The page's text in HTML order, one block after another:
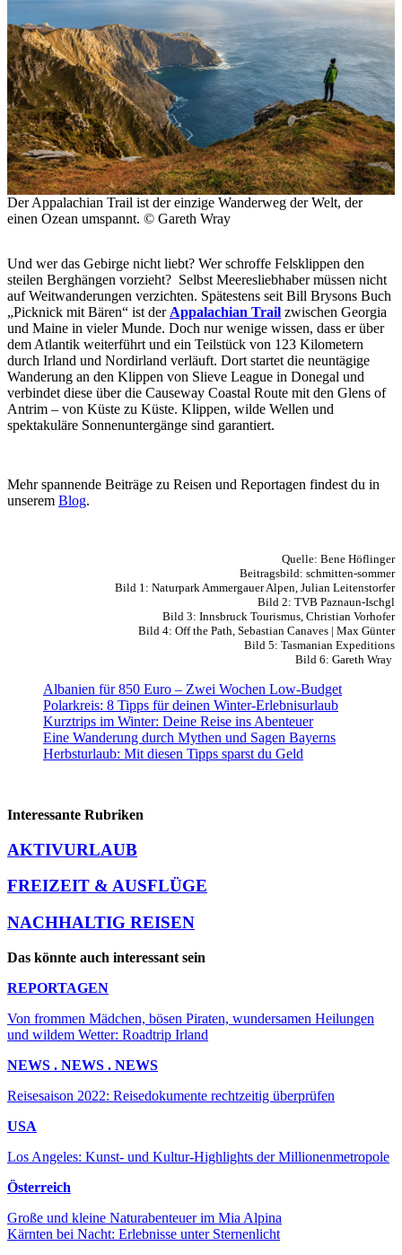
Der Appalachian Trail ist der einzige Wanderweg der Welt, der
einen Ozean umspannt. © Gareth Wray
Und wer das Gebirge nicht liebt? Wer schroffe Felsklippen den
steilen Berghängen vorzieht? Selbst Meeresliebhaber müssen nicht
auf Weitwanderungen verzichten. Spätestens seit Bill Brysons Buch
„Picknick mit Bären“ ist der Appalachian Trail zwischen Georgia
und Maine in vieler Munde. Doch nur wenige wissen, dass er über
dem Atlantik weiterführt und ein Teilstück von 123 Kilometern
durch Irland und Nordirland verläuft. Dort startet die neuntägige
Wanderung an den Klippen von Slieve League in Donegal und
verbindet diese über die Causeway Coastal Route mit den Glens of
Antrim – von Küste zu Küste. Klippen, wilde Wellen und
spektakuläre Sonnenuntergänge sind garantiert.
Mehr spannende Beiträge zu Reisen und Reportagen findest du in
unserem Blog.
Quelle: Bene Höflinger
Beitragsbild: schmitten-sommer
Bild 1: Naturpark Ammergauer Alpen, Julian Leitenstorfer
Bild 2: TVB Paznaun-Ischgl
Bild 3: Innsbruck Tourismus, Christian Vorhofer
Bild 4: Off the Path, Sebastian Canaves | Max Günter
Bild 5: Tasmanian Expeditions
Bild 6: Gareth Wray
Albanien für 850 Euro – Zwei Wochen Low-Budget
Polarkreis: 8 Tipps für deinen Winter-Erlebnisurlaub
Kurztrips im Winter: Deine Reise ins Abenteuer
Eine Wanderung durch Mythen und Sagen Bayerns
Herbsturlaub: Mit diesen Tipps sparst du Geld
Interessante Rubriken
AKTIVURLAUB
FREIZEIT & AUSFLÜGE
NACHHALTIG REISEN
Das könnte auch interessant sein
REPORTAGEN
Von frommen Mädchen, bösen Piraten, wundersamen Heilungen
und wildem Wetter: Roadtrip Irland
NEWS . NEWS . NEWS
Reisesaison 2022: Reisedokumente rechtzeitig überprüfen
USA
Los Angeles: Kunst- und Kultur-Highlights der Millionenmetropole
Österreich
Große und kleine Naturabenteuer im Mia Alpina
Kärnten bei Nacht: Erlebnisse unter Sternenlicht